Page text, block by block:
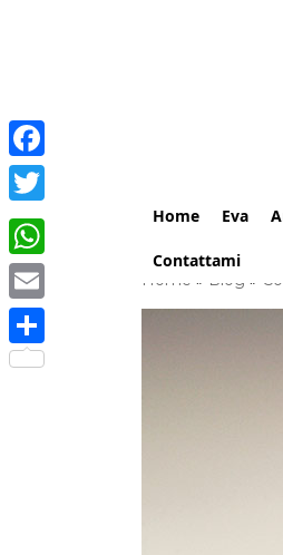
Home Eva
Contattami
Home » Blog »
Facebook
Twitter
WhatsApp
Email
Share